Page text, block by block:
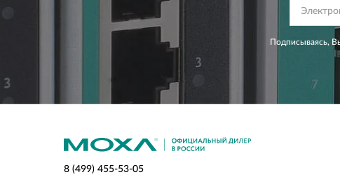
Подписываясь,
8 (499) 455-53-05